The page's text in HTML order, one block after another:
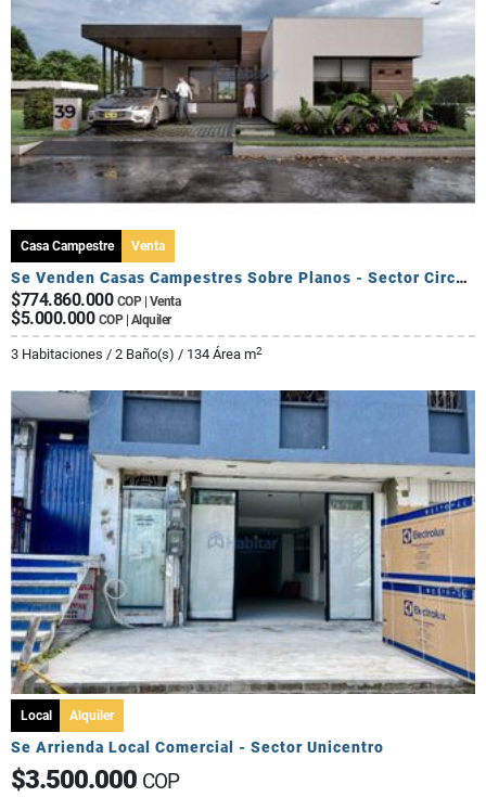
Casa Campestre Venta
Se Venden Casas Campestres Sobre Planos - Sector Circasia
$774.860.000 COP | Venta
$5.000.000 COP | Alquiler
3 Habitaciones / 2 Baño(s) / 134 Área m2
Local Alquiler
Se Arrienda Local Comercial - Sector Unicentro
$3.500.000 COP